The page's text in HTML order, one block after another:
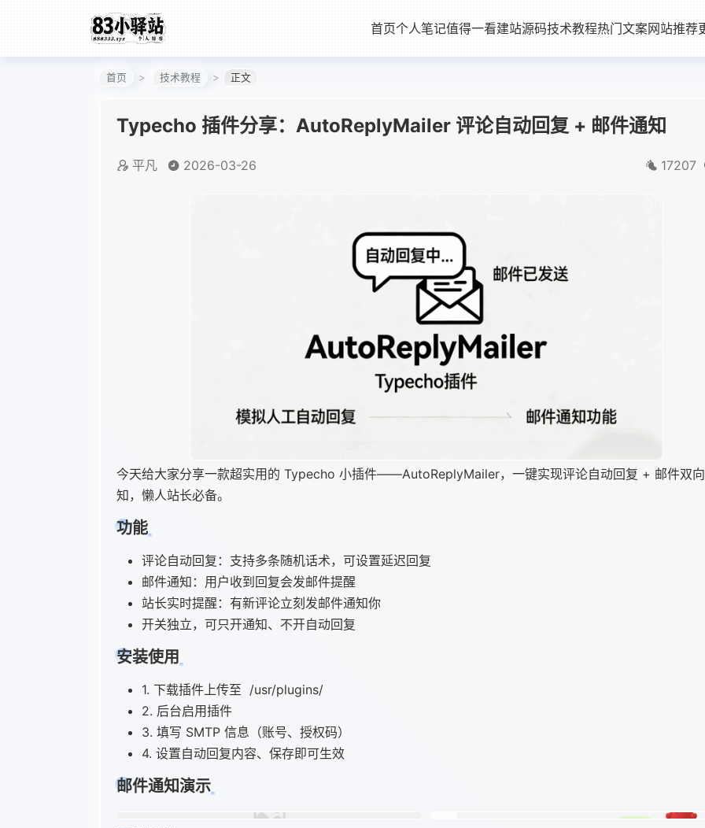
首页个人笔记值得一看建站源码技术教程热门文案网站推荐
首页 技术教程 正文
Typecho 插件分享：AutoReplyMailer 评论自动回复 + 邮件通知
平凡 2026-03-26 17207
今天给大家分享一款超实用的 Typecho 小插件——AutoReplyMailer，一键实现评论自动回复 + 邮件双
知，懒人站长必备。
功能
评论自动回复：支持多条随机话术，可设置延迟回复​
邮件通知：用户收到回复会发邮件提醒​
站长实时提醒：有新评论立刻发邮件通知你
开关独立，可只开通知、不开自动回复
安装使用
1. 下载插件上传至 /usr/plugins/
2. 后台启用插件​
3. 填写 SMTP 信息（账号、授权码）​
4. 设置自动回复内容、保存即可生效
邮件通知演示